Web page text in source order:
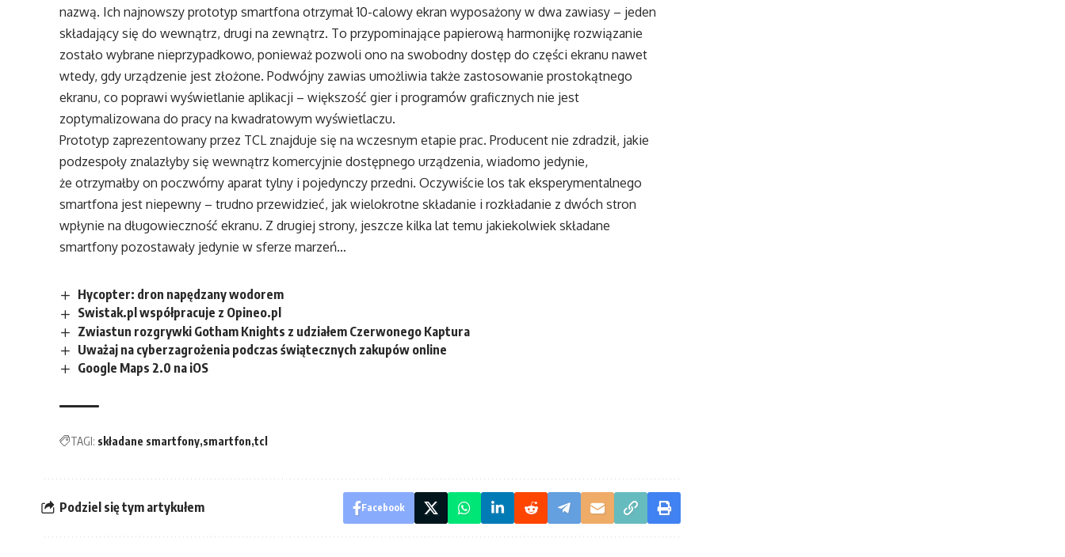
nazwą. Ich najnowszy prototyp smartfona otrzymał 10-calowy ekran wyposażony w dwa zawiasy – jeden
składający się do wewnątrz, drugi na zewnątrz. To przypominające papierową harmonijkę rozwiązanie
zostało wybrane nieprzypadkowo, ponieważ pozwoli ono na swobodny dostęp do części ekranu nawet
wtedy, gdy urządzenie jest złożone. Podwójny zawias umożliwia także zastosowanie prostokątnego
ekranu, co poprawi wyświetlanie aplikacji – większość gier i programów graficznych nie jest
zoptymalizowana do pracy na kwadratowym wyświetlaczu.
Prototyp zaprezentowany przez TCL znajduje się na wczesnym etapie prac. Producent nie zdradził, jakie
podzespoły znalazłyby się wewnątrz komercyjnie dostępnego urządzenia, wiadomo jedynie,
że otrzymałby on poczwórny aparat tylny i pojedynczy przedni. Oczywiście los tak eksperymentalnego
smartfona jest niepewny – trudno przewidzieć, jak wielokrotne składanie i rozkładanie z dwóch stron
wpłynie na długowieczność ekranu. Z drugiej strony, jeszcze kilka lat temu jakiekolwiek składane
smartfony pozostawały jedynie w sferze marzeń…
Hycopter: dron napędzany wodorem
Swistak.pl współpracuje z Opineo.pl
Zwiastun rozgrywki Gotham Knights z udziałem Czerwonego Kaptura
Uważaj na cyberzagrożenia podczas świątecznych zakupów online
Google Maps 2.0 na iOS
TAGI: składane smartfony smartfon tcl
Podziel się tym artykułem Facebook